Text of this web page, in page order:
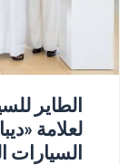
الطاير
لعلامة
السيارات